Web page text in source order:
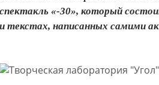
спектакль «-30», который
и текстах, написанных самими